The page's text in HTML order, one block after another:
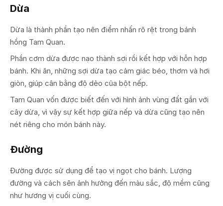
Dừa
Dừa là thành phần tạo nên điểm nhấn rõ rệt trong bánh
hồng Tam Quan.
Phần cơm dừa được nạo thành sợi rồi kết hợp với hỗn hợp
bánh. Khi ăn, những sợi dừa tạo cảm giác béo, thơm và hơi
giòn, giúp cân bằng độ dẻo của bột nếp.
Tam Quan vốn được biết đến với hình ảnh vùng đất gắn với
cây dừa, vì vậy sự kết hợp giữa nếp và dừa cũng tạo nên
nét riêng cho món bánh này.
Đường
Đường được sử dụng để tạo vị ngọt cho bánh. Lượng
đường và cách sên ảnh hưởng đến màu sắc, độ mềm cũng
như hương vị cuối cùng.